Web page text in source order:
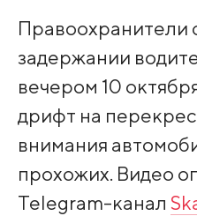
Правоохранители
задержании
вечером 10
дрифт на
внимания
прохожих. Видео
Telegram-канал